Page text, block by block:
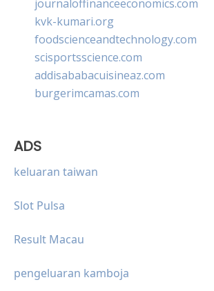
journaloffinanceeconomics.com
kvk-kumari.org
foodscienceandtechnology.com
scisportsscience.com
addisababacuisineaz.com
burgerimcamas.com
ADS
keluaran taiwan
Slot Pulsa
Result Macau
pengeluaran kamboja